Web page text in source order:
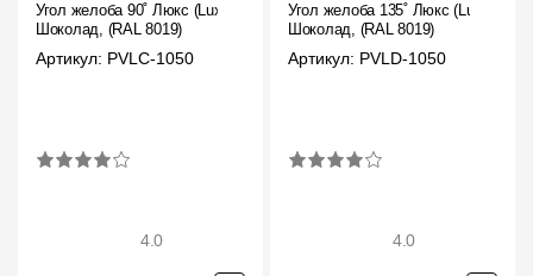
Угол желоба 90˚ Люкс (Lux)
Шоколад, (RAL 8019)
Артикул: PVLC-1050
4.0
Угол желоба 135˚ Люкс (Lux)
Шоколад, (RAL 8019)
Артикул: PVLD-1050
4.0